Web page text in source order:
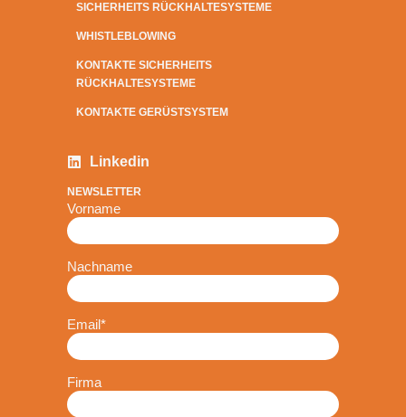
SICHERHEITS RÜCKHALTESYSTEME
WHISTLEBLOWING
KONTAKTE SICHERHEITS
RÜCKHALTESYSTEME
KONTAKTE GERÜSTSYSTEM
Linkedin
NEWSLETTER
Vorname
Nachname
Email*
Firma